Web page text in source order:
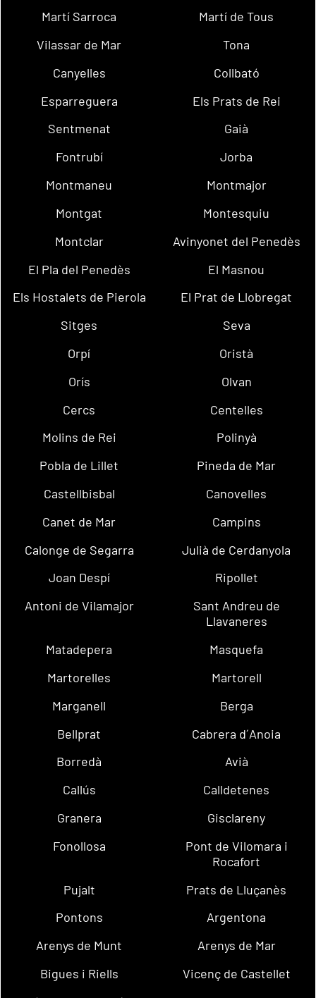
Martí Sarroca
Martí de Tous
Vilassar de Mar
Tona
Canyelles
Collbató
Esparreguera
Els Prats de Rei
Sentmenat
Gaià
Fontrubí
Jorba
Montmaneu
Montmajor
Montgat
Montesquiu
Montclar
Avinyonet del Penedès
El Pla del Penedès
El Masnou
Els Hostalets de Pierola
El Prat de Llobregat
Sitges
Seva
Orpí
Oristà
Orís
Olvan
Cercs
Centelles
Molins de Rei
Polinyà
Pobla de Lillet
Pineda de Mar
Castellbisbal
Canovelles
Canet de Mar
Campins
Calonge de Segarra
Julià de Cerdanyola
Joan Despí
Ripollet
Antoni de Vilamajor
Sant Andreu de
Llavaneres
Matadepera
Masquefa
Martorelles
Martorell
Marganell
Berga
Bellprat
Cabrera d´Anoia
Borredà
Avià
Callús
Calldetenes
Granera
Gisclareny
Fonollosa
Pont de Vilomara i
Rocafort
Pujalt
Prats de Lluçanès
Pontons
Argentona
Arenys de Munt
Arenys de Mar
Bigues i Riells
Vicenç de Castellet